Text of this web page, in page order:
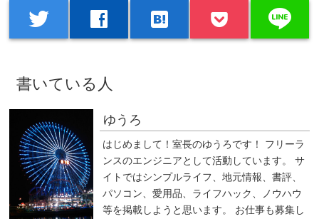
twitter facebook hatenabookmark line
書いている人
ゆうろ
はじめまして！室長のゆうろです！ フリーラ
ンスのエンジニアとして活動しています。 サ
イトではシンプルライフ、地元情報、書評、
パソコン、愛用品、ライフハック、ノウハウ
等を掲載しようと思います。 お仕事も募集し